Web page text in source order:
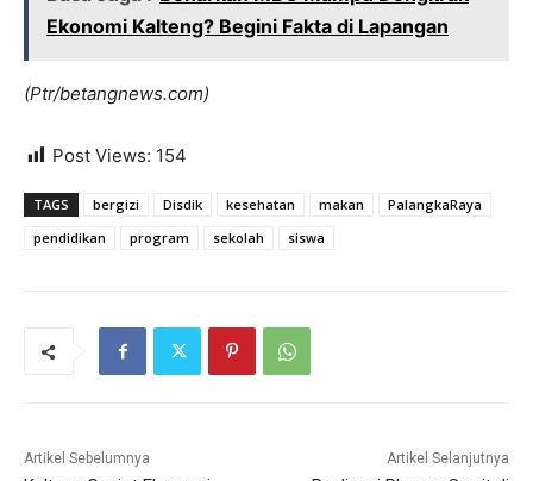
Ekonomi Kalteng? Begini Fakta di Lapangan
(Ptr/betangnews.com)
Post Views: 154
TAGS bergizi Disdik kesehatan makan
PalangkaRaya
pendidikan
program sekolah siswa
Artikel Sebelumnya Artikel Selanjutnya